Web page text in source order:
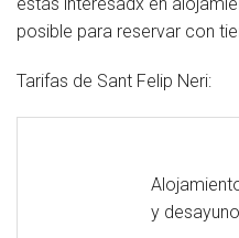
posible para reservar con
Tarifas de Sant Felip Neri:
y desayuno